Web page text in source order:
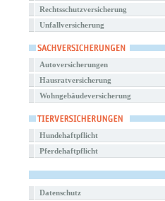
Rechtsschutzversicherung
Unfallversicherung
Autoversicherungen
Hausratversicherung
Wohngebäudeversicherung
Hundehaftpflicht
Pferdehaftpflicht
Datenschutz